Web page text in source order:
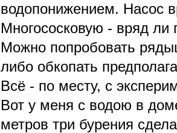
водопонижением. Насос
Многососковую - вряд ли
Можно попробовать
либо обкопать
Всё - по месту, с
Вот у меня с водою в
метров три бурения